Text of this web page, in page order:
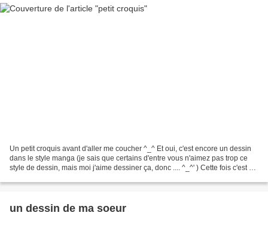
Un petit croquis avant d'aller me coucher ^_^ Et oui, c'est encore un dessin
dans le style manga (je sais que certains d'entre vous n'aimez pas trop ce
style de dessin, mais moi j'aime dessiner ça, donc .... ^_^' ) Cette fois c'est un
un dessin de ma soeur